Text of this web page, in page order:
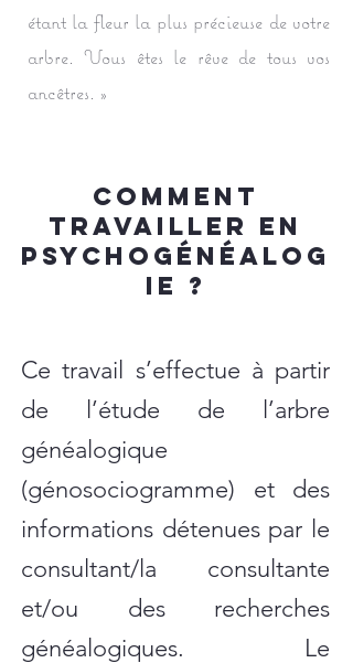
étant la fleur la plus précieuse de votre
arbre. Vous êtes le rêve de tous vos
ancêtres. »​
comment
travailler en
psychogénéalog
ie ?
Ce travail s’effectue à partir
de l’étude de l’arbre
généalogique
(génosociogramme) et des
informations détenues par le
consultant/la consultante
et/ou des recherches
généalogiques. Le